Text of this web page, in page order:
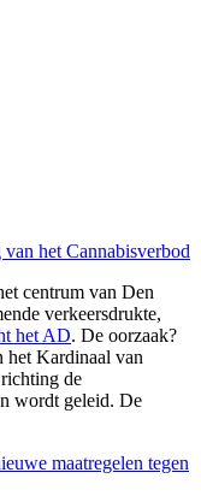
centrum van Den
verkeersdrukte,
het AD. De oorzaak?
het Kardinaal van
de
wordt geleid. De
maatregelen tegen